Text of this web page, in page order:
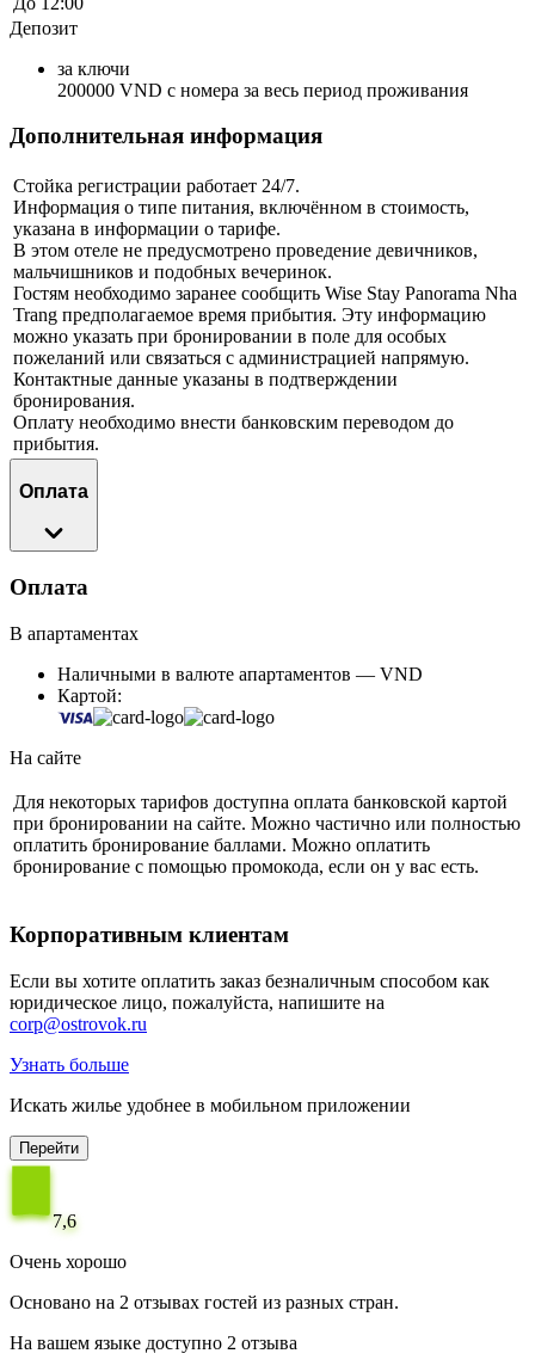
Депозит
за ключи
200000 VND с номера за весь период проживания
Дополнительная информация
Стойка регистрации работает 24/7.
Информация о типе питания, включённом в стоимость,
указана в информации о тарифе.
В этом отеле не предусмотрено проведение девичников,
мальчишников и подобных вечеринок.
Гостям необходимо заранее сообщить Wise Stay Panorama Nha
Trang предполагаемое время прибытия. Эту информацию
можно указать при бронировании в поле для особых
пожеланий или связаться с администрацией напрямую.
Контактные данные указаны в подтверждении
бронирования.
Оплату необходимо внести банковским переводом до
прибытия.
Оплата
Оплата
В апартаментах
Наличными в валюте апартаментов — VND
Картой:
На сайте
Для некоторых тарифов доступна оплата банковской картой
при бронировании на сайте. Можно частично или полностью
оплатить бронирование баллами. Можно оплатить
бронирование с помощью промокода, если он у вас есть.
Корпоративным клиентам
Если вы хотите оплатить заказ безналичным способом как
юридическое лицо, пожалуйста, напишите на
corp@ostrovok.ru
Узнать больше
Искать жилье удобнее в мобильном приложении
Перейти
7,6
Очень хорошо
Основано на 2 отзывах гостей из разных стран.
На вашем языке доступно 2 отзыва